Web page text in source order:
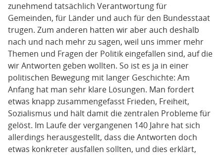
zunehmend tatsächlich Verantwortung für
Gemeinden, für Länder und auch für den Bundesstaat
trugen. Zum anderen hatten wir aber auch deshalb
nach und nach mehr zu sagen, weil uns immer mehr
Themen und Fragen der Politik eingefallen sind, auf die
wir Antworten geben wollten. So ist es ja in einer
politischen Bewegung mit langer Geschichte: Am
Anfang hat man sehr klare Lösungen. Man fordert
etwas knapp zusammengefasst Frieden, Freiheit,
Sozialismus und hält damit die zentralen Probleme für
gelöst. Im Laufe der vergangenen 140 Jahre hat sich
allerdings herausgestellt, dass die Antworten doch
etwas konkreter ausfallen sollten, und dies erklärt,